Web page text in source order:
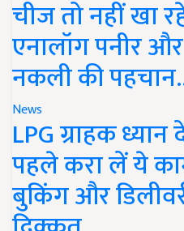
चीज तो नहीं खा
एनालॉग पनीर
नकली की
News
LPG ग्राहक
पहले करा लें ये
बुकिंग और